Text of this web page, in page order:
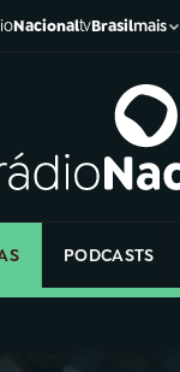
NacionaltvBrasilmais
PODCASTS